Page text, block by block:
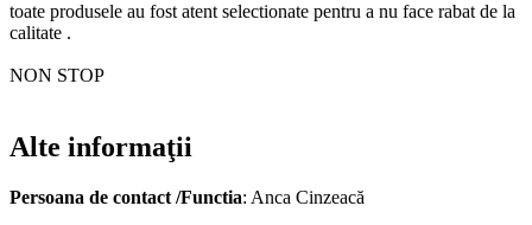
toate produsele au fost atent selectionate pentru a nu face rabat de la
calitate .
NON STOP
Alte informaţii
Persoana de contact /Functia: Anca Cinzeacă